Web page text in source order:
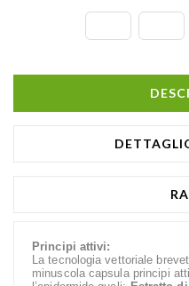
Principi attivi:
La tecnologia vettoriale
minuscola capsula principi